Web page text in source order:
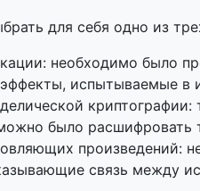
для себя одно из
необходимо было
испытываемые в
было расшифровать
произведений:
связь между